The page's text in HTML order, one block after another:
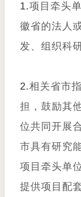
1.项目牵头
徽省的法人
发、组织科
2.相关省市
担，鼓励其
位共同开展
市具有研究
项目牵头单
提供项目配